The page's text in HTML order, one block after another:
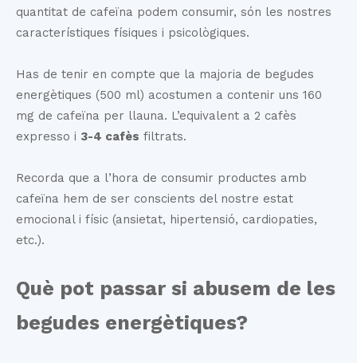
quantitat de cafeïna podem consumir, són les nostres
característiques físiques i psicològiques.
Has de tenir en compte que la majoria de begudes
energètiques (500 ml) acostumen a contenir uns 160
mg de cafeïna per llauna. L’equivalent a 2 cafès
expresso i 3-4 cafès filtrats.
Recorda que a l’hora de consumir productes amb
cafeïna hem de ser conscients del nostre estat
emocional i físic (ansietat, hipertensió, cardiopaties,
etc.).
Què pot passar si abusem de les
begudes energètiques?